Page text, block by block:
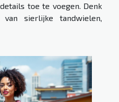
toe te voegen. Denk
sierlijke tandwielen,